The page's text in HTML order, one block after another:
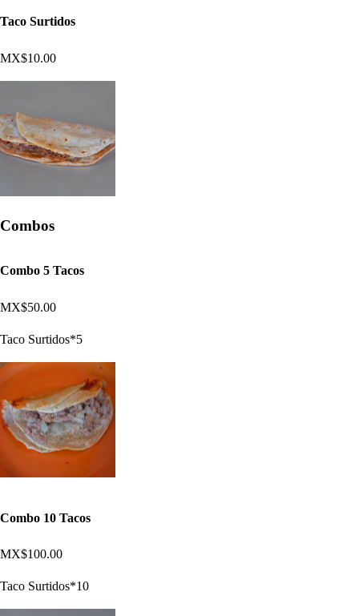
Taco Surtidos
MX$10.00
Combos
Combo 5 Tacos
MX$50.00
Taco Surtidos*5
Combo 10 Tacos
MX$100.00
Taco Surtidos*10